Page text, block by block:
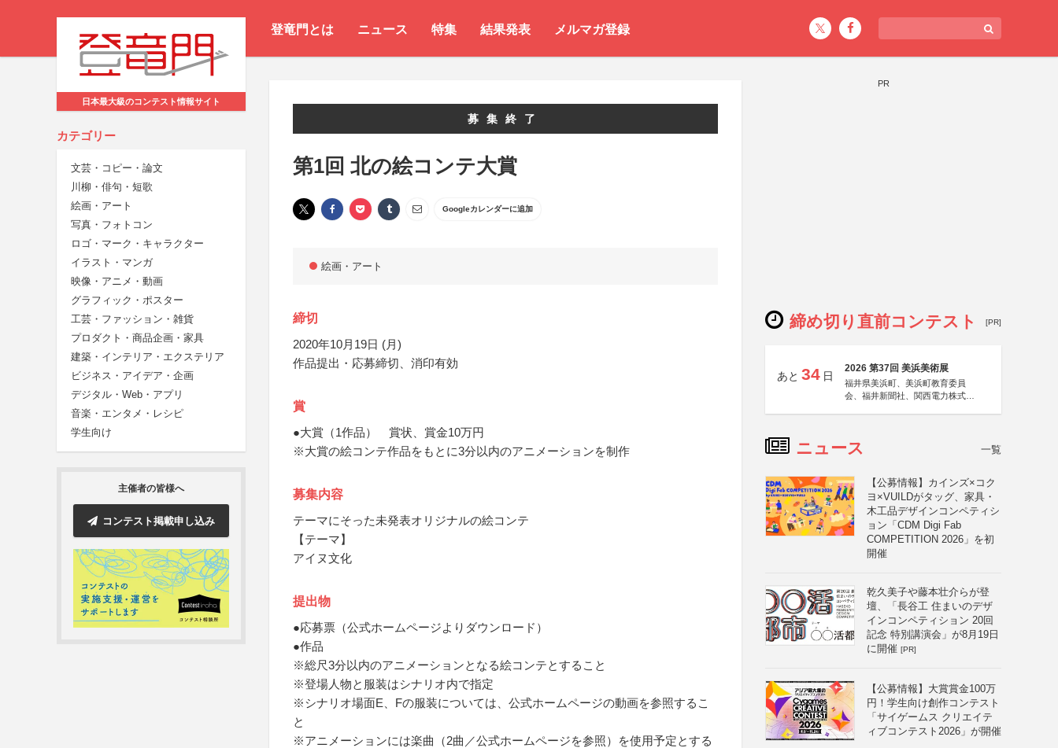
登竜門とは ニュース 特集 結果発表 メルマガ登録
日本最大級のコンテスト情報サイト
カテゴリー
文芸・コピー・論文
川柳・俳句・短歌
絵画・アート
写真・フォトコン
ロゴ・マーク・キャラクター
イラスト・マンガ
映像・アニメ・動画
グラフィック・ポスター
工芸・ファッション・雑貨
プロダクト・商品企画・家具
建築・インテリア・エクステリア
ビジネス・アイデア・企画
デジタル・Web・アプリ
音楽・エンタメ・レシピ
学生向け
主催者の皆様へ
コンテスト掲載申し込み
募集終了
第1回 北の絵コンテ大賞
Googleカレンダーに追加
絵画・アート
締切
2020年10月19日 (月)
作品提出・応募締切、消印有効
賞
●大賞（1作品） 賞状、賞金10万円
※大賞の絵コンテ作品をもとに3分以内のアニメーションを制作
募集内容
テーマにそった未発表オリジナルの絵コンテ
【テーマ】
アイヌ文化
提出物
●応募票（公式ホームページよりダウンロード）
●作品
※総尺3分以内のアニメーションとなる絵コンテとすること
※登場人物と服装はシナリオ内で指定
※シナリオ場面E、Fの服装については、公式ホームページの動画を参照するこ
と
※アニメーションには楽曲（2曲／公式ホームページを参照）を使用予定とする
PR
締め切り直前コンテスト [PR]
あと 34 日
2026 第37回 美浜美術展
福井県美浜町、美浜町教育委員
会、福井新聞社、関西電力株式会
ニュース 一覧
【公募情報】カインズ×コク
ヨ×VUILDがタッグ、家具・
木工品デザインコンペティシ
ョン「CDM Digi Fab
COMPETITION 2026」を初
開催
乾久美子や藤本壮介らが登
壇、「長谷工 住まいのデザ
インコンペティション 20回
記念 特別講演会」が8月19日
に開催 [PR]
【公募情報】大賞賞金100万
円！学生向け創作コンテスト
「サイゲームス クリエイテ
ィブコンテスト2026」が開催